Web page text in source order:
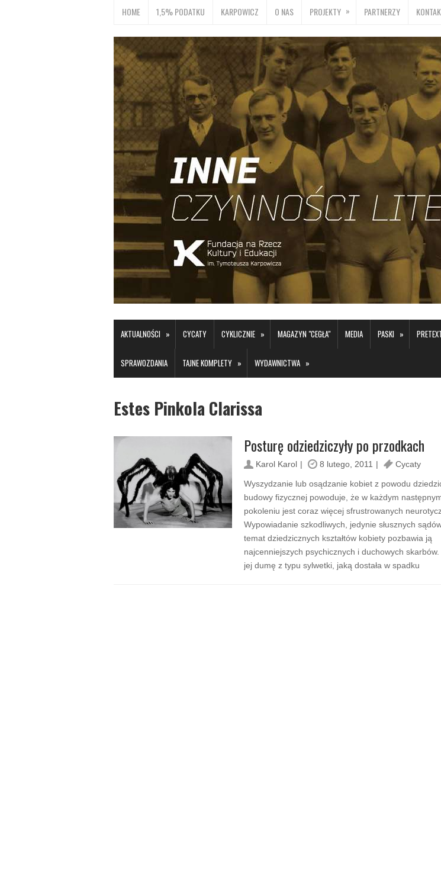
HOME 1,5% PODATKU KARPOWICZ O NAS PROJEKTY » PARTNERZY
AKTUALNOŚCI » CYCATY CYKLICZNIE » MAGAZYN "CEGŁA" MEDIA PASKI »
SPRAWOZDANIA TAJNE KOMPLETY » WYDAWNICTWA »
Estes Pinkola Clarissa
Posturę odziedziczyły po przodkach
Karol Karol 8 lutego, 2011 Cycaty
Wyszydzanie lub osądzanie kobiet z powodu
budowy fizycznej powoduje, że w każdym
pokoleniu jest coraz więcej sfrustrowanych
Wypowiadanie szkodliwych, jedynie słusznych
temat dziedzicznych kształtów kobiety pozbawia ją
najcenniejszych psychicznych i duchowych
jej dumę z typu sylwetki, jaką dostała w spadku